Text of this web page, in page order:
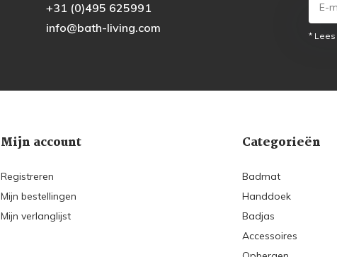
+31 (0)495 625991
info@bath-living.com
*
Mijn account
Registreren
Mijn bestellingen
Mijn verlanglijst
Categorieën
Badmat
Handdoek
Badjas
Accessoires